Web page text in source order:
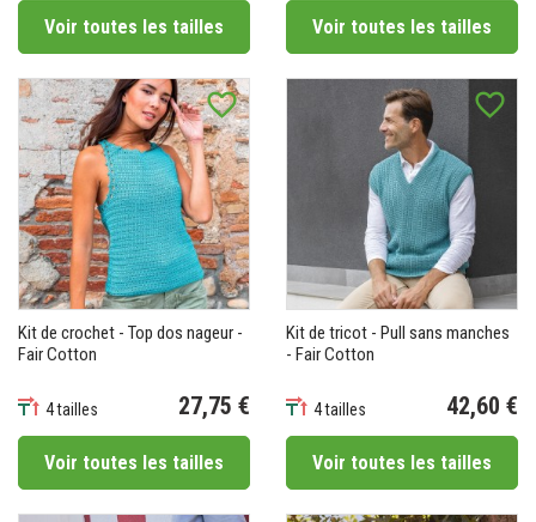
Voir toutes les tailles Voir toutes les tailles
favorite_border
Kit de crochet - Top dos nageur -
Fair Cotton
4 tailles 27,75 €
Voir toutes les tailles
favorite_border
Kit de tricot - Pull sans manches
- Fair Cotton
4 tailles 42,60 €
Voir toutes les tailles